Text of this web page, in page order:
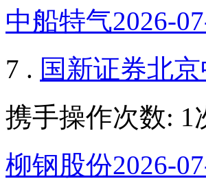
中船特气2026-
7 . 国新证券北
携手操作次数: 1
柳钢股份2026-